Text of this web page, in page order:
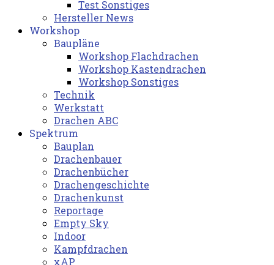
Test Sonstiges
Hersteller News
Workshop
Baupläne
Workshop Flachdrachen
Workshop Kastendrachen
Workshop Sonstiges
Technik
Werkstatt
Drachen ABC
Spektrum
Bauplan
Drachenbauer
Drachenbücher
Drachengeschichte
Drachenkunst
Reportage
Empty Sky
Indoor
Kampfdrachen
xAP